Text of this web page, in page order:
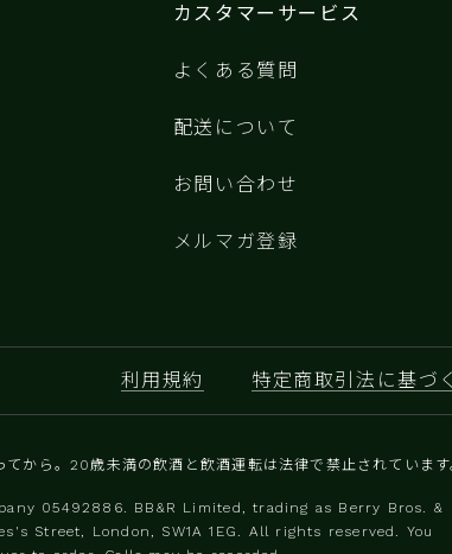
カスタマーサービス
よくある質問
配送について
お問い合わせ
メルマガ登録
利用規約 特定商取引法に基づ
てから。20歳未満の飲酒と飲酒運転は法律で禁止されていま
0‍5492886. BB&R Limited, trading as Berry Bros. &
Street, London, SW1A 1EG. All rights reserved. You